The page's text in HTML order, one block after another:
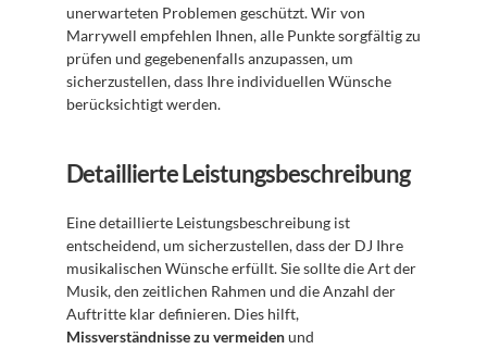
unerwarteten Problemen geschützt. Wir von
Marrywell empfehlen Ihnen, alle Punkte sorgfältig zu
prüfen und gegebenenfalls anzupassen, um
sicherzustellen, dass Ihre individuellen Wünsche
berücksichtigt werden.
Detaillierte Leistungsbeschreibung
Eine detaillierte Leistungsbeschreibung ist
entscheidend, um sicherzustellen, dass der DJ Ihre
musikalischen Wünsche erfüllt. Sie sollte die Art der
Musik, den zeitlichen Rahmen und die Anzahl der
Missverständnisse zu vermeiden und